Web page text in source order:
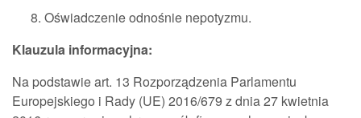
Oświadczenie odnośnie nepotyzmu.
Klauzula informacyjna:
Na podstawie art. 13 Rozporządzenia Parlamentu
Europejskiego i Rady (UE) 2016/679 z dnia 27 kwietnia